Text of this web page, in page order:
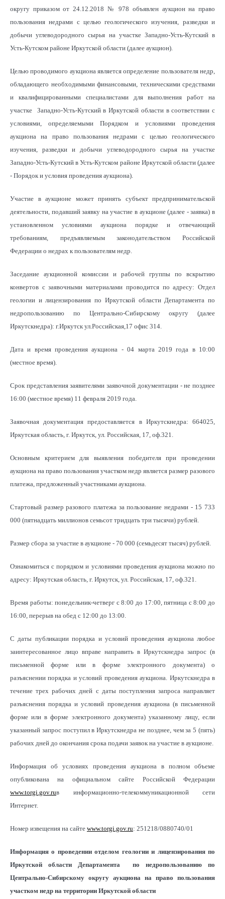
округу приказом от 24.12.2018 № 978 объявлен аукцион на право
пользования недрами с целью геологического изучения, разведки и
добычи углеводородного сырья на участке Западно-Усть-Кутский в
Усть-Кутском районе Иркутской области (далее аукцион).
Целью проводимого аукциона является определение пользователя недр,
обладающего необходимыми финансовыми, техническими средствами
и квалифицированными специалистами для выполнения работ на
участке Западно-Усть-Кутский в Иркутской области в соответствии с
условиями, определяемыми Порядком и условиями проведения
аукциона на право пользования недрами с целью геологического
изучения, разведки и добычи углеводородного сырья на участке
Западно-Усть-Кутский в Усть-Кутском районе Иркутской области (далее
- Порядок и условия проведения аукциона).
Участие в аукционе может принять субъект предпринимательской
деятельности, подавший заявку на участие в аукционе (далее - заявка) в
установленном условиями аукциона порядке и отвечающий
требованиям, предъявляемым законодательством Российской
Федерации о недрах к пользователям недр.
Заседание аукционной комиссии и рабочей группы по вскрытию
конвертов с заявочными материалами проводится по адресу: Отдел
геологии и лицензирования по Иркутской области Департамента по
недропользованию по Центрально-Сибирскому округу (далее
Иркутскнедра): г.Иркутск ул.Российская,17 офис 314.
Дата и время проведения аукциона - 04 марта 2019 года в 10:00
(местное время).
Срок представления заявителями заявочной документации - не позднее
16:00 (местное время) 11 февраля 2019 года.
Заявочная документация предоставляется в Иркутскнедра: 664025,
Иркутская область, г. Иркутск, ул. Российская, 17, оф.321.
Основным критерием для выявления победителя при проведении
аукциона на право пользования участком недр является размер разового
платежа, предложенный участниками аукциона.
Стартовый размер разового платежа за пользование недрами - 15 733
000 (пятнадцать миллионов семьсот тридцать три тысячи) рублей.
Размер сбора за участие в аукционе - 70 000 (семьдесят тысяч) рублей.
Ознакомиться с порядком и условиями проведения аукциона можно по
адресу: Иркутская область, г. Иркутск, ул. Российская, 17, оф.321.
Время работы: понедельник-четверг с 8:00 до 17:00, пятница с 8:00 до
16:00, перерыв на обед с 12:00 до 13:00.
С даты публикации порядка и условий проведения аукциона любое
заинтересованное лицо вправе направить в Иркутскнедра запрос (в
письменной форме или в форме электронного документа) о
разъяснении порядка и условий проведения аукциона. Иркутскнедра в
течение трех рабочих дней с даты поступления запроса направляет
разъяснения порядка и условий проведения аукциона (в письменной
форме или в форме электронного документа) указанному лицу, если
указанный запрос поступил в Иркутскнедра не позднее, чем за 5 (пять)
рабочих дней до окончания срока подачи заявок на участие в аукционе.
Информация об условиях проведения аукциона в полном объеме
опубликована на официальном сайте Российской Федерации
www.torgi.gov.ruв информационно-телекоммуникационной сети
Интернет.
Номер извещения на сайте www.torgi.gov.ru: 251218/0880740/01
Информация о проведении отделом геологии и лицензирования по
Иркутской области Департамента по недропользованию по
Центрально-Сибирскому округу аукциона на право пользования
участком недр на территории Иркутской области